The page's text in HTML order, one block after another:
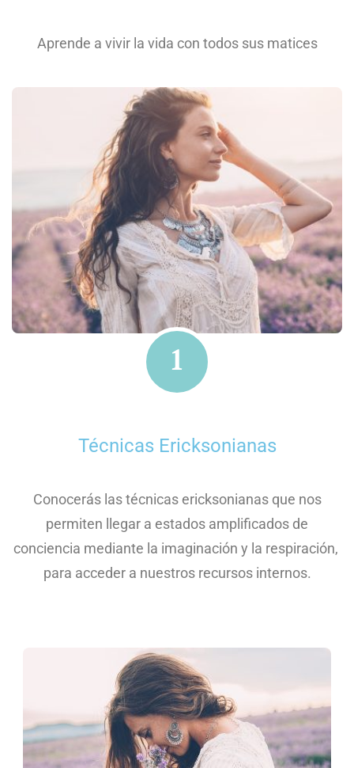
Aprende a vivir la vida con todos sus matices
Técnicas Ericksonianas
Conocerás las técnicas ericksonianas que nos
permiten llegar a estados amplificados de
conciencia mediante la imaginación y la respiración,
para acceder a nuestros recursos internos.